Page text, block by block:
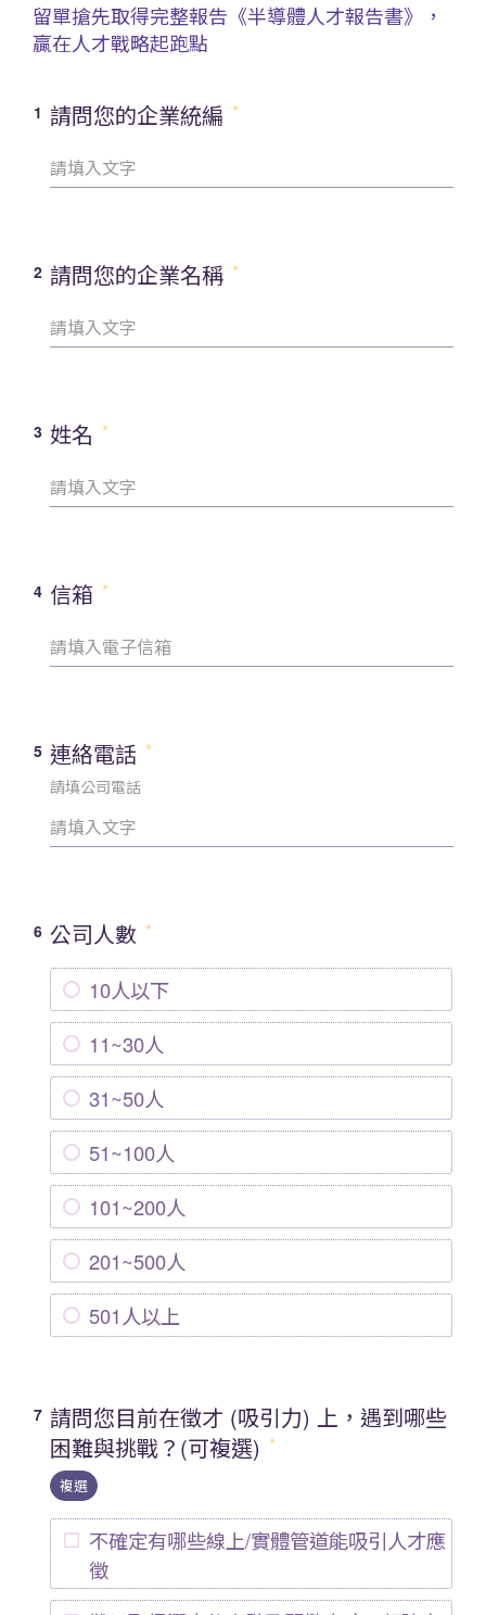
留單搶先取得完整報告《半導體人才報告書》，
贏在人才戰略起跑點
1 請問您的企業統編
2 請問您的企業名稱
3 姓名
4 信箱
5 連絡電話
請填公司電話
6 公司人數
10人以下
11~30人
31~50人
51~100人
101~200人
201~500人
501人以上
7 請問您目前在徵才 (吸引力) 上，遇到哪些
困難與挑戰？(可複選)
複選
不確定有哪些線上/實體管道能吸引人才應
徵